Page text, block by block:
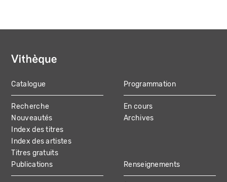
MAIN
NAVIGATION
Catalogue
Recherche
Nouveautés
Index des titres
Index des artistes
Titres gratuits
Programmation
En cours
Archives
Publications Renseignements